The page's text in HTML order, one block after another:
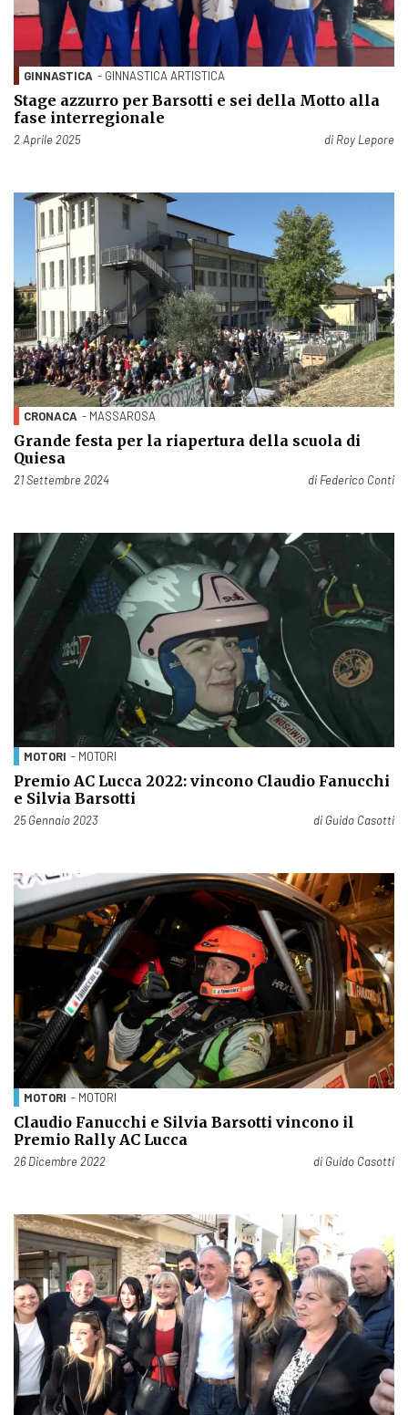
GINNASTICA - GINNASTICA ARTISTICA
Stage azzurro per Barsotti e sei della Motto alla
fase interregionale
Pubblicato il
2 Aprile 2025 di Roy Lepore
CRONACA - MASSAROSA
Grande festa per la riapertura della scuola di
Quiesa
Pubblicato il
21 Settembre 2024 di Federico Conti
MOTORI - MOTORI
Premio AC Lucca 2022: vincono Claudio Fanucchi
e Silvia Barsotti
Pubblicato il
25 Gennaio 2023 di Guido Casotti
MOTORI - MOTORI
Claudio Fanucchi e Silvia Barsotti vincono il
Premio Rally AC Lucca
Pubblicato il
26 Dicembre 2022 di Guido Casotti